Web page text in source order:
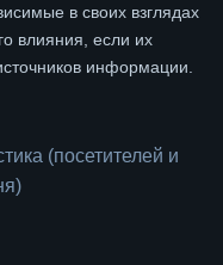
в своих взглядах
влияния, если их
информации.